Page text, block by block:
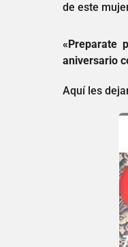
de este
« Preparate
aniversario
Aquí les